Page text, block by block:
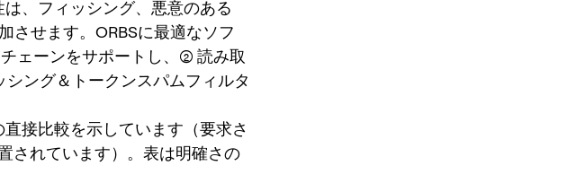
、フィッシング、悪意のある
させます。ORBSに最適なソフ
ェーンをサポートし、(2) 読み取
シング＆トークンスパムフィルタ
接比較を示しています（要求さ
されています）。表は明確さの